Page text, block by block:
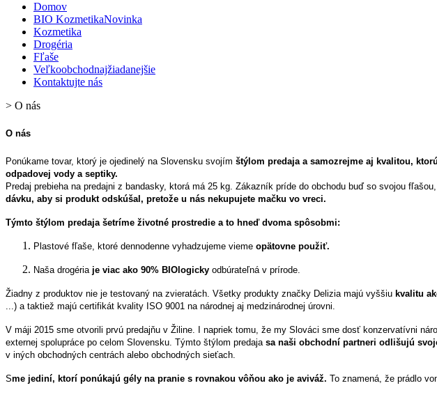
Domov
BIO KozmetikaNovinka
Kozmetika
Drogéria
Fľaše
Veľkoobchodnajžiadanejšie
Kontaktujte nás
> O nás
O nás
Ponúkame tovar, ktorý je ojedinelý na Slovensku svojím štýlom predaja a samozrejme aj kvalitou,
odpadovej vody a septiky.
Predaj prebieha na predajni z bandasky, ktorá má 25 kg. Zákazník príde do obchodu buď so svojou
dávku, aby si produkt odskúšal, pretože u nás nekupujete mačku vo vreci.
Týmto štýlom predaja šetríme životné prostredie a to hneď dvoma spôsobmi:
Plastové fľaše, ktoré dennodenne vyhadzujeme vieme opätovne použiť.
Naša drogéria je viac ako 90% BIOlogicky odbúrateľná v prírode.
Žiadny z produktov nie je testovaný na zvieratách. Všetky produkty značky Delizia majú vyššiu kvalitu
...) a taktiež majú certifikát kvality ISO 9001 na národnej aj medzinárodnej úrovni.
V máji 2015 sme otvorili prvú predajňu v Žiline. I napriek tomu, že my Slováci sme dosť konzervatívni
externej spolupráce po celom Slovensku. Týmto štýlom predaja sa naši obchodní partneri odlišujú
v iných obchodných centrách alebo obchodných sieťach.
Sme jediní, ktorí ponúkajú gély na pranie s rovnakou vôňou ako je aviváž. To znamená, že prádlo